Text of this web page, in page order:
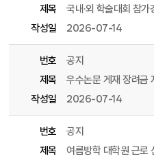
제목
국내·외 학술대회 참
작성일
2026-07-14
번호
공지
제목
우수논문 게재 장려금
작성일
2026-07-14
번호
공지
제목
여름방학 대학원 근로